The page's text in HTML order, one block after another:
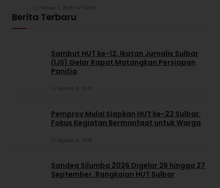
Februari 7, 2026 97 Dilihat
Berita Terbaru
Sambut HUT ke-12, Ikatan Jurnalis Sulbar
(IJS) Gelar Rapat Matangkan Persiapan
Panitia
Agustus 8, 2026
Pemprov Mulai Siapkan HUT ke-22 Sulbar,
Fokus Kegiatan Bermanfaat untuk Warga
Agustus 8, 2026
Sandeq Silumba 2026 Digelar 26 hingga 27
September, Rangkaian HUT Sulbar